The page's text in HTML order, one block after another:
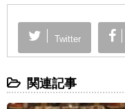
Twitter
関連記事